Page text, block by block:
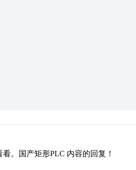
看。国产矩形PLC 内容的回复！